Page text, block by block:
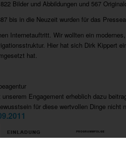
Bilder und Abbildungen und 567
bis in die Neuzeit wurden für das
Internetauftritt. Wir wollten ein
Hier hat sich Dirk Kippert
hat.
Engagement erheblich dazu
für diese wertvollen Dinge